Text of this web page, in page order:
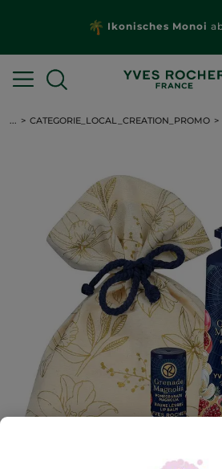
Ikonisches Monoi
... CATEGORIE_LOCAL_CREATION_PROMO